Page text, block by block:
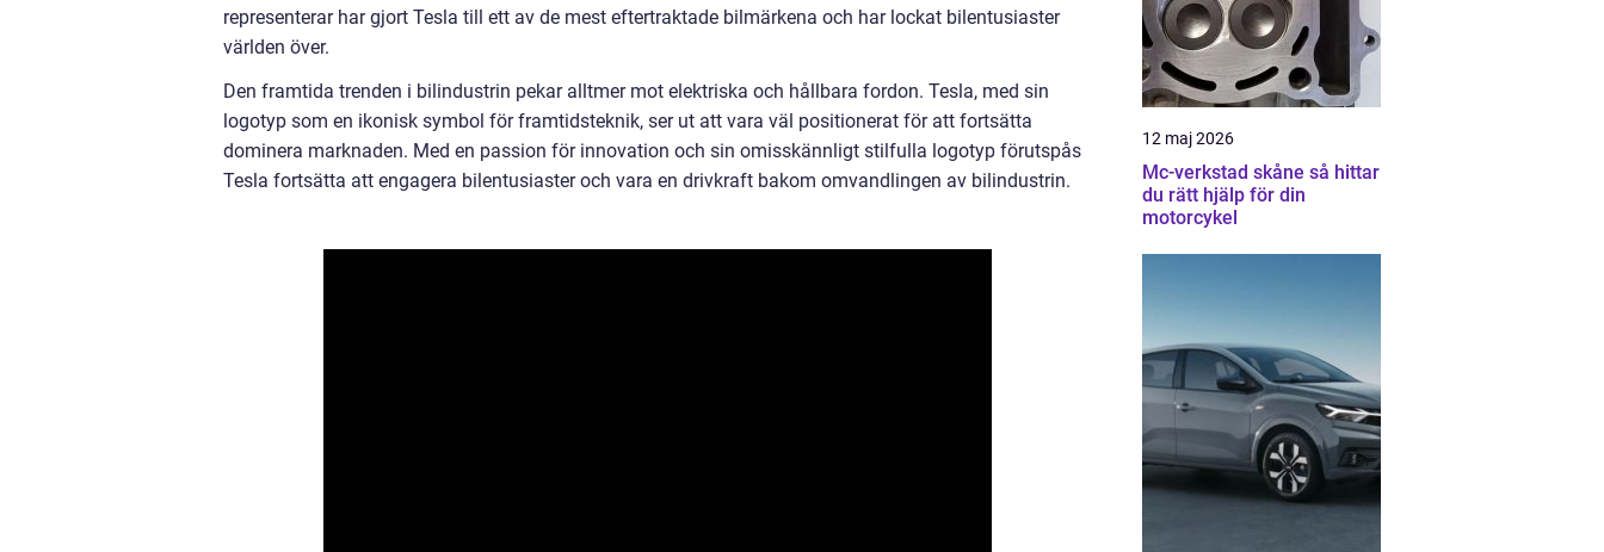
representerar har gjort Tesla till ett av de mest eftertraktade bilmärkena och har lockat bilentusiaster
världen över.
Den framtida trenden i bilindustrin pekar alltmer mot elektriska och hållbara fordon. Tesla, med sin
logotyp som en ikonisk symbol för framtidsteknik, ser ut att vara väl positionerat för att fortsätta
dominera marknaden. Med en passion för innovation och sin omisskännligt stilfulla logotyp förutspås
Tesla fortsätta att engagera bilentusiaster och vara en drivkraft bakom omvandlingen av bilindustrin.
12 maj 2026
Mc-verkstad skåne så hittar
du rätt hjälp för din
motorcykel